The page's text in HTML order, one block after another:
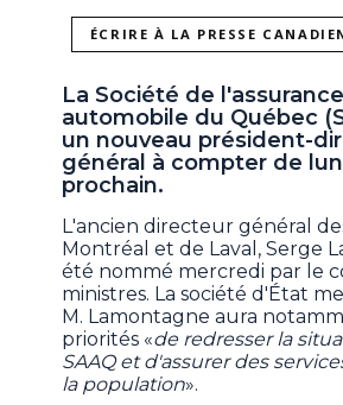
ÉCRIRE À LA PRESSE
La Société de l'assurance
automobile du Québec
un nouveau président-
général à compter de
prochain.
L'ancien directeur général
Montréal et de Laval, Serge
été nommé mercredi par le
ministres. La société d'État
M. Lamontagne aura
priorités «de redresser la
SAAQ et d'assurer des
la population».